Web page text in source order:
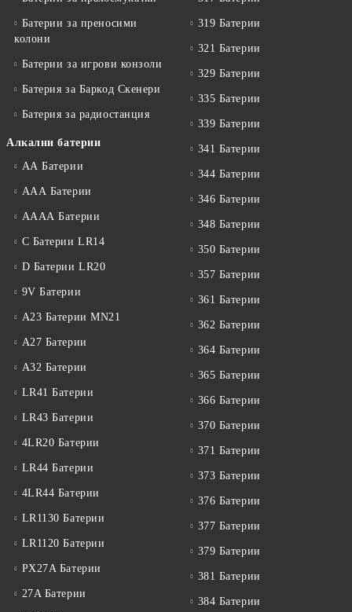
Батерии за преносими
колони
Батерии за игрови конзоли
Батерия за Баркод Скенери
Батерия за радиостанция
Алкални батерии
АА Батерии
ААА Батерии
АААА Батерии
C Батерии LR14
D Батерии LR20
9V Батерии
A23 Батерии MN21
A27 Батерии
A32 Батерии
LR41 Батерии
LR43 Батерии
4LR20 Батерии
LR44 Батерии
4LR44 Батерии
LR1130 Батерии
LR1120 Батерии
PX27A Батерии
27A Батерии
319 Батерии
321 Батерии
329 Батерии
335 Батерии
339 Батерии
341 Батерии
344 Батерии
346 Батерии
348 Батерии
350 Батерии
357 Батерии
361 Батерии
362 Батерии
364 Батерии
365 Батерии
366 Батерии
370 Батерии
371 Батерии
373 Батерии
376 Батерии
377 Батерии
379 Батерии
381 Батерии
384 Батерии